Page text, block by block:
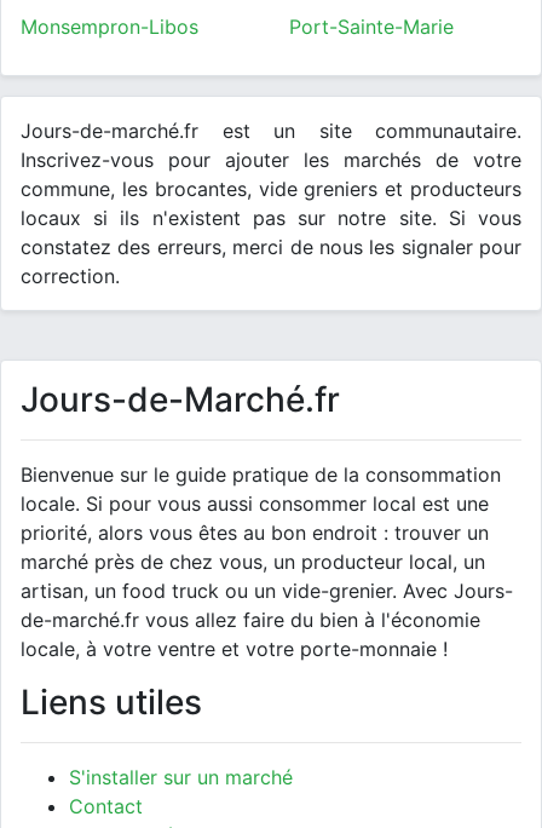
Monsempron-Libos
Port-Sainte-Marie
Jours-de-marché.fr est un site communautaire.
Inscrivez-vous pour ajouter les marchés de votre
commune, les brocantes, vide greniers et producteurs
locaux si ils n'existent pas sur notre site. Si vous
constatez des erreurs, merci de nous les signaler pour
correction.
Jours-de-Marché.fr
Bienvenue sur le guide pratique de la consommation
locale. Si pour vous aussi consommer local est une
priorité, alors vous êtes au bon endroit : trouver un
marché près de chez vous, un producteur local, un
artisan, un food truck ou un vide-grenier. Avec Jours-
de-marché.fr vous allez faire du bien à l'économie
locale, à votre ventre et votre porte-monnaie !
Liens utiles
S'installer sur un marché
Contact